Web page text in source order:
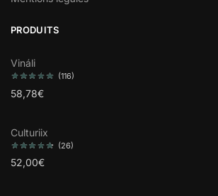
PRODUITS
Vináli
(116)
58,78€
Culturiix
(26)
52,00€